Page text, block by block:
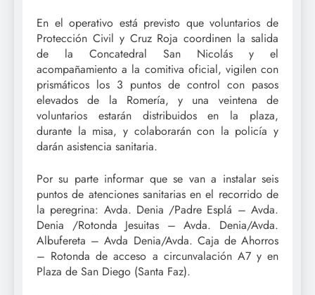
En el operativo está previsto que voluntarios de
Protección Civil y Cruz Roja coordinen la salida
de la Concatedral San Nicolás y el
acompañamiento a la comitiva oficial, vigilen con
prismáticos los 3 puntos de control con pasos
elevados de la Romería, y una veintena de
voluntarios estarán distribuidos en la plaza,
durante la misa, y colaborarán con la policía y
darán asistencia sanitaria.
Por su parte informar que se van a instalar seis
puntos de atenciones sanitarias en el recorrido de
la peregrina: Avda. Denia /Padre Esplá – Avda.
Denia /Rotonda Jesuitas – Avda. Denia/Avda.
Albufereta – Avda Denia/Avda. Caja de Ahorros
– Rotonda de acceso a circunvalación A7 y en
Plaza de San Diego (Santa Faz).